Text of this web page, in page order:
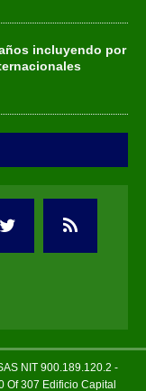
incluyendo por
NIT 900.189.120.2 -
Of 307 Edificio Capital